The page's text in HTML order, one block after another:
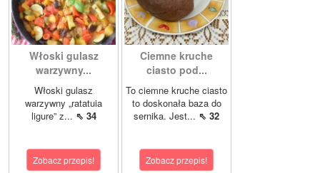
Włoski gulasz
warzywny...
Włoski gulasz
warzywny „ratatuia
ligure” z... ⇖ 34
Zobacz przepis!
Ciemne kruche
ciasto pod...
To ciemne kruche ciasto
to doskonała baza do
sernika. Jest... ⇖ 32
Zobacz przepis!